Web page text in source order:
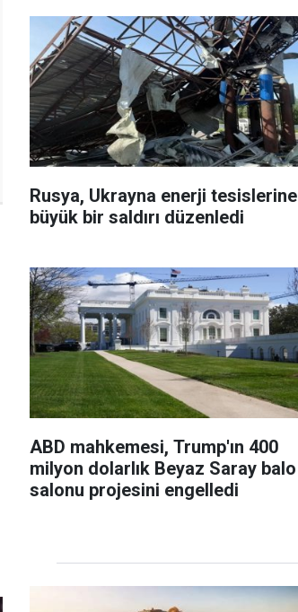
Rusya, Ukrayna enerji tesislerine
büyük bir saldırı düzenledi
ABD mahkemesi, Trump'ın 400
milyon dolarlık Beyaz Saray balo
salonu projesini engelledi